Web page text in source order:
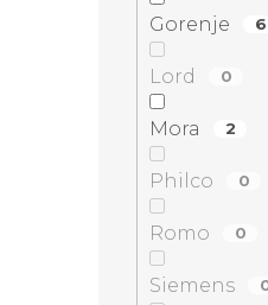
Gorenje 6
Lord 0
Mora 2
Philco 0
Romo 0
Siemens